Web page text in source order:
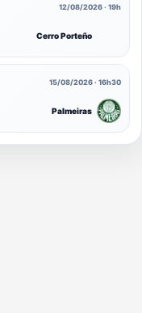
12/08/2026 · 19h
Cerro Porteño
15/08/2026 · 16h30
Palmeiras